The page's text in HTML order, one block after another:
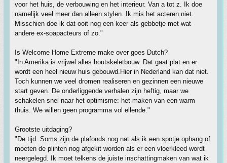
voor het huis, de verbouwing en het interieur. Van a tot z. Ik doe
namelijk veel meer dan alleen stylen. Ik mis het acteren niet.
Misschien doe ik dat ooit nog een keer als gebbetje met wat
andere ex-soapacteurs of zo."
Is Welcome Home Extreme make over goes Dutch?
"In Amerika is vrijwel alles houtskeletbouw. Dat gaat plat en er
wordt een heel nieuw huis gebouwd.Hier in Nederland kan dat niet.
Toch kunnen we veel dromen realiseren en gezinnen een nieuwe
start geven. De onderliggende verhalen zijn heftig, maar we
schakelen snel naar het optimisme: het maken van een warm
thuis. We willen geen programma vol ellende."
Grootste uitdaging?
"De tijd. Soms zijn de plafonds nog nat als ik een spotje ophang of
moeten de plinten nog afgekit worden als er een vloerkleed wordt
neergelegd. Ik moet telkens de juiste inschattingmaken van wat ik